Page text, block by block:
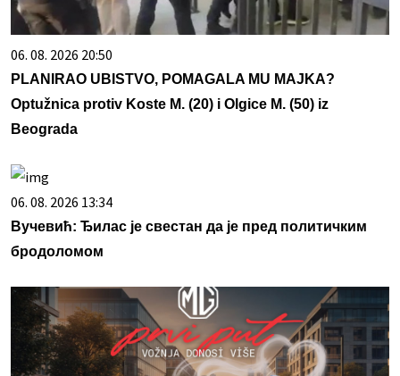
06. 08. 2026 20:50
PLANIRAO UBISTVO, POMAGALA MU MAJKA?
Optužnica protiv Koste M. (20) i Olgice M. (50) iz
Beograda
06. 08. 2026 13:34
Вучевић: Ђилас је свестан да је пред политичким
бродоломом